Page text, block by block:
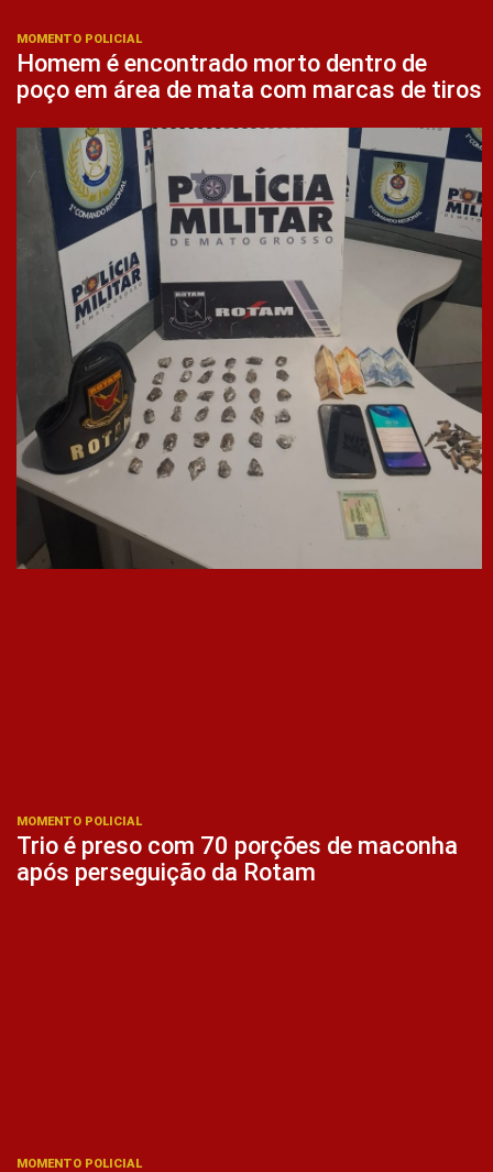
MOMENTO POLICIAL
Homem é encontrado morto dentro de
poço em área de mata com marcas de tiros
MOMENTO POLICIAL
Trio é preso com 70 porções de maconha
após perseguição da Rotam
MOMENTO POLICIAL